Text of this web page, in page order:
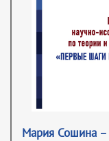
Мария Сошина –